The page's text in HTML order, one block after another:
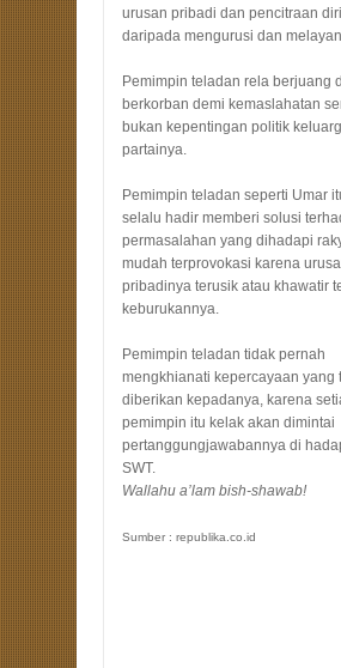
urusan pribadi dan pencitraan
daripada mengurusi dan
Pemimpin teladan rela berjuang
berkorban demi kemaslahatan
bukan kepentingan politik
partainya.
Pemimpin teladan seperti Umar
selalu hadir memberi solusi
permasalahan yang dihadapi
mudah terprovokasi karena
pribadinya terusik atau khawatir
keburukannya.
Pemimpin teladan tidak pernah
mengkhianati kepercayaan yang
diberikan kepadanya, karena
pemimpin itu kelak akan dimintai
pertanggungjawabannya di
SWT.
Wallahu a’lam bish-shawab!
Sumber : republika.co.id